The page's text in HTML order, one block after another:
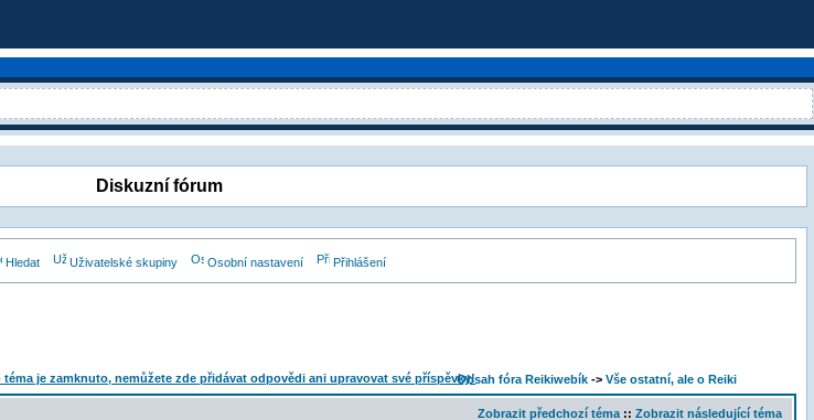
Diskuzní fórum
Hledat Uživatelské skupiny Osobní nastavení Přihlášení
Obsah fóra Reikiwebík -> Vše ostatní, ale o Reiki
Zobrazit předchozí téma :: Zobrazit následující téma